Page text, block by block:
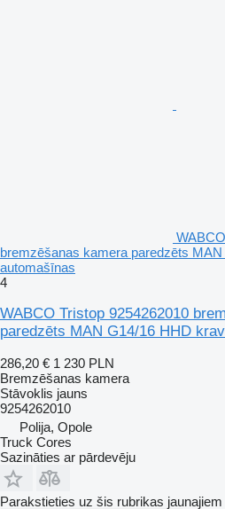
bremzēšanas kamera paredzēts
automašīnas
4
WABCO Tristop 9254262010
paredzēts MAN G14/16 HHD
286,20 € 1 230 PLN
Bremzēšanas kamera
Stāvoklis jauns
9254262010
Polija, Opole
Truck Cores
Sazināties ar pārdevēju
Parakstieties uz šis rubrikas